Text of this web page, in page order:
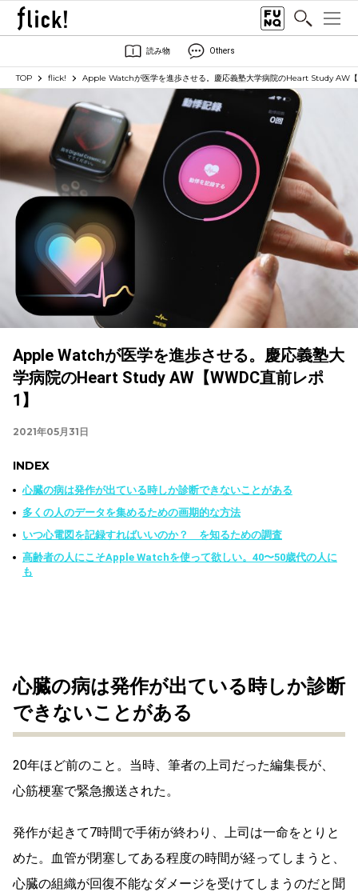
読み物 Others
TOP flick! Apple Watchが医学を進歩させる。慶応義塾大学病院のHeart Study AW
Apple Watchが医学を進歩させる。慶応義塾大
学病院のHeart Study AW【WWDC直前レポ
1】
2021年05月31日
INDEX
心臓の病は発作が出ている時しか診断できないことがある
多くの人のデータを集めるための画期的な方法
いつ心電図を記録すればいいのか？ を知るための調査
高齢者の人にこそApple Watchを使って欲しい。40〜50歳代の人に
も
心臓の病は発作が出ている時しか診断
できないことがある
20年ほど前のこと。当時、筆者の上司だった編集長が、
心筋梗塞で緊急搬送された。
発作が起きて7時間で手術が終わり、上司は一命をとりと
めた。血管が閉塞してある程度の時間が経ってしまうと、
心臓の組織が回復不能なダメージを受けてしまうのだと聞